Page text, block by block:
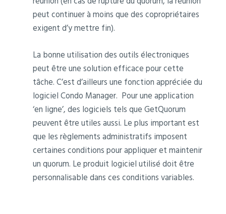
peut continuer à moins que des copropriétaires
exigent d’y mettre fin).
La bonne utilisation des outils électroniques
peut être une solution efficace pour cette
tâche. C’est d’ailleurs une fonction appréciée du
logiciel Condo Manager. Pour une application
‘en ligne’, des logiciels tels que GetQuorum
peuvent être utiles aussi. Le plus important est
que les règlements administratifs imposent
certaines conditions pour appliquer et maintenir
un quorum. Le produit logiciel utilisé doit être
personnalisable dans ces conditions variables.